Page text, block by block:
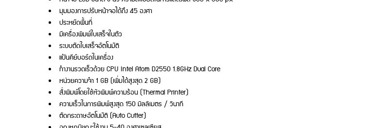
มุมมองการปรับหน้าจอได้ถึง 45 องศา
ประหยัดพื้นที่
มีเครื่องพิมพ์ใบเสร็จในตัว
ระบบตัดใบเสร็จอัตโนมัติ
แป้นคีย์บอร์ดในเครื่อง
ทำงานรวดเร็วด้วย CPU Intel Atom D2550 1.8GHz Dual Core
หน่วยความจำ 1 GB (เพิ่มได้สูงสุด 2 GB)
สั่งพิมพ์โดยใช้หัวพิมพ์ความร้อน (Thermal Printer)
ความเร็วในการพิมพ์สูงสุด 150 มิลลิเมตร / วินาที
ตัดกระดาษอัตโนมัติ (Auto Cutter)